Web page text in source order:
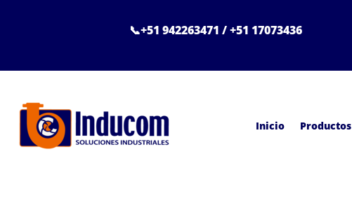
📞+51 942263471 / +51 17073436
Inicio Productos